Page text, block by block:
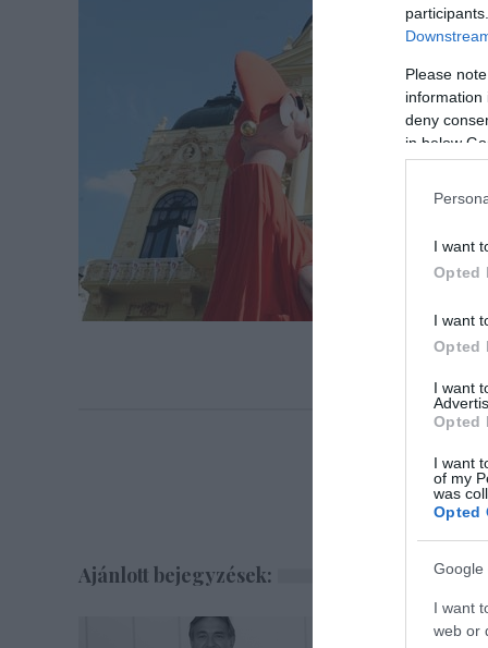
Please
information
deny
in below
I want
Opted
I want
Opted
I want
Opted
I want
of my
was
Opted
Google
I want
web or
Ajánlott bejegyzések: